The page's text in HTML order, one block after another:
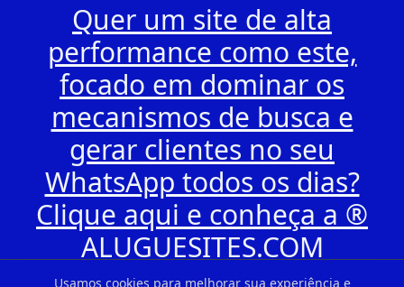
Usamos cookies para melhorar sua experiência e
Quer um site de alta
performance como este,
focado em dominar os
mecanismos de busca e
gerar clientes no seu
WhatsApp todos os dias?
Clique aqui e conheça a ®
ALUGUESITES.COM